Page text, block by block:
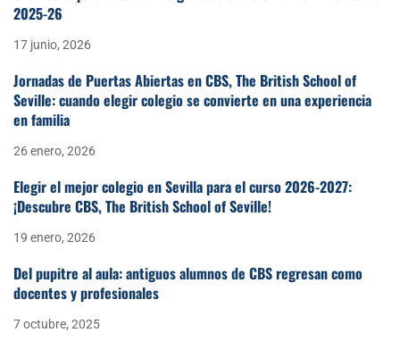
2025-26
17 junio, 2026
Jornadas de Puertas Abiertas en CBS, The British School of
Seville: cuando elegir colegio se convierte en una experiencia
en familia
26 enero, 2026
Elegir el mejor colegio en Sevilla para el curso 2026-2027:
¡Descubre CBS, The British School of Seville!
19 enero, 2026
Del pupitre al aula: antiguos alumnos de CBS regresan como
docentes y profesionales
7 octubre, 2025